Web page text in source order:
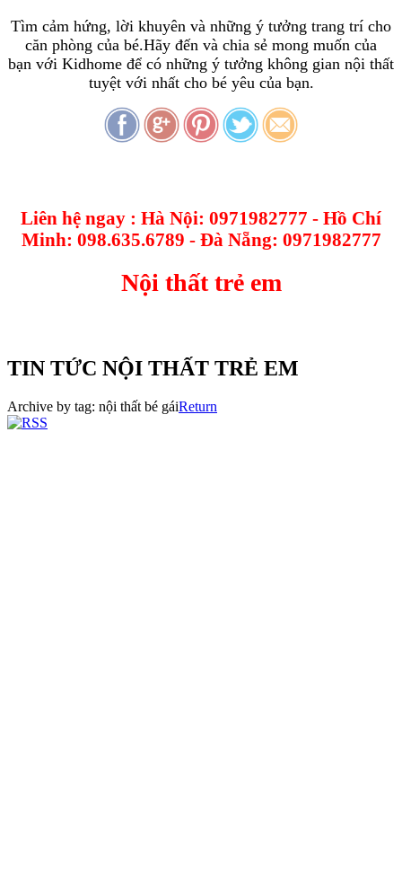
Tìm cảm hứng, lời khuyên và những ý tưởng trang trí cho
căn phòng của bé.Hãy đến và chia sẻ mong muốn của
bạn với Kidhome để có những ý tưởng không gian nội thất
tuyệt với nhất cho bé yêu của bạn.
Liên hệ ngay : Hà Nội: 0971982777 - Hồ Chí
Minh: 098.635.6789 - Đà Nẵng: 0971982777
Nội thất trẻ em
TIN TỨC NỘI THẤT TRẺ EM
Archive by tag: nội thất bé gáiReturn